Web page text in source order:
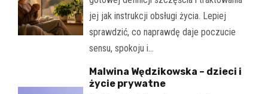
jej jak instrukcji obsługi życia. Lepiej
sprawdzić, co naprawdę daje poczucie
sensu, spokoju i…
Malwina Wędzikowska – dzieci i
życie prywatne